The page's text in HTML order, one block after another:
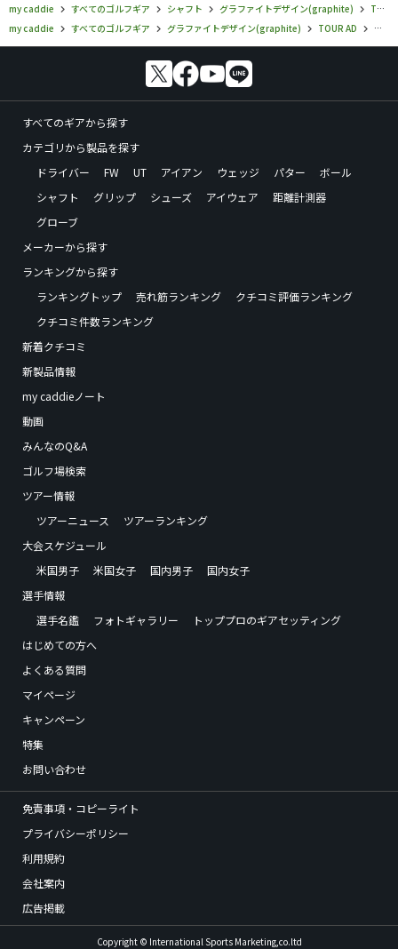
my caddie すべてのゴルフギア シャフト グラファイトデザイン(graphite)
TOUR AD
my caddie
すべてのゴルフギア グラファイトデザイン(graphite) TOUR AD グラ
すべてのギアから探す
カテゴリから製品を探す
ドライバー
FW UT アイアン ウェッジ パター
ボール
シャフト
グリップ シューズ アイウェア
距離計測器
グローブ
メーカーから探す
ランキングから探す
ランキングトップ
売れ筋ランキング
クチコミ評価ランキング
クチコミ件数ランキング
新着クチコミ
新製品情報
my caddieノート
動画
みんなのQ&A
ゴルフ場検索
ツアー情報
ツアーニュース
ツアーランキング
大会スケジュール
米国男子
米国女子 国内男子
国内女子
選手情報
選手名鑑
フォトギャラリー
トッププロのギアセッティング
はじめての方へ
よくある質問
マイページ
キャンペーン
特集
お問い合わせ
免責事項・コピーライト
プライバシーポリシー
利用規約
会社案内
広告掲載
Copyright © International Sports Marketing,co.ltd